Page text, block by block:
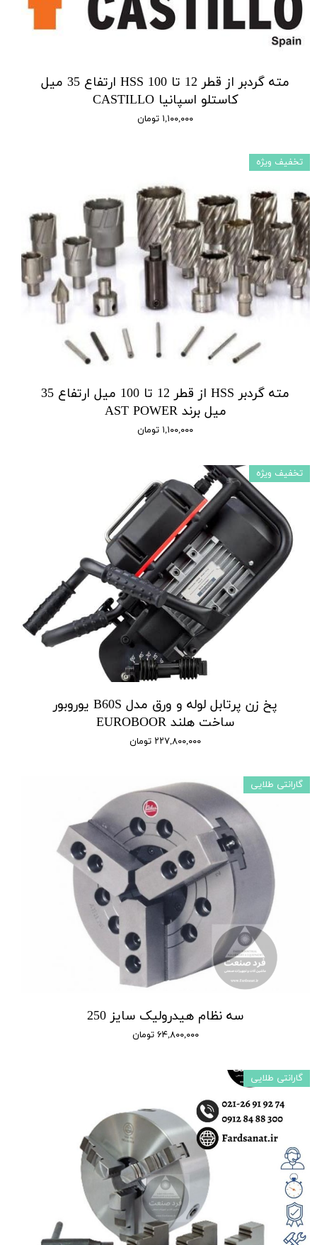
مته گردبر از قطر 12 تا 100 HSS ارتفاع 35 میل
کاستلو اسپانیا CASTILLO
۱,۱۰۰,۰۰۰ تومان
مته گردبر HSS از قطر 12 تا 100 میل ارتفاع 35
میل برند AST POWER
۱,۱۰۰,۰۰۰ تومان
تخفیف ویژه
پخ زن پرتابل لوله و ورق مدل B60S یوروبور
ساخت هلند EUROBOOR
۲۲۷,۸۰۰,۰۰۰ تومان
تخفیف ویژه
سه نظام هیدرولیک سایز 250
۶۴,۸۰۰,۰۰۰ تومان
گارانتی طلایی
گارانتی طلایی